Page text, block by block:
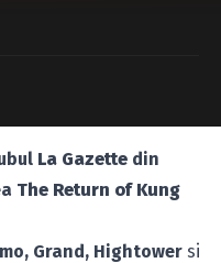
La Gazette din
The Return of Kung
Grand, Hightower si